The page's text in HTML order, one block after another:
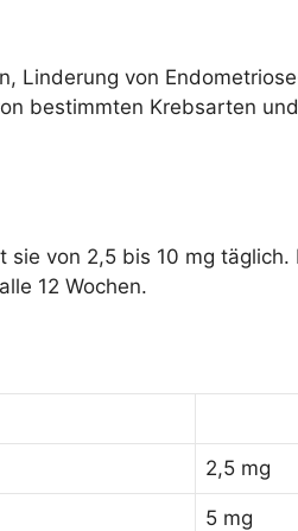
Linderung von
bestimmten Krebsarten
von 2,5 bis 10 mg
12 Wochen.
2,5 mg
5 mg